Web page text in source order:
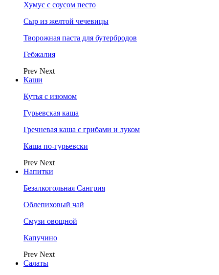
Хумус с соусом песто
Сыр из желтой чечевицы
Творожная паста для бутербродов
Гебжалия
Prev Next
Каши
Кутья с изюмом
Гурьевская каша
Гречневая каша с грибами и луком
Каша по-гурьевски
Prev Next
Напитки
Безалкогольная Сангрия
Облепиховый чай
Смузи овощной
Капучино
Prev Next
Салаты